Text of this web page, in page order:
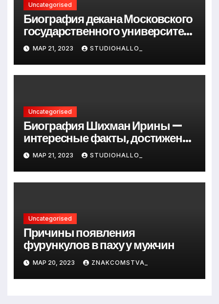
Uncategorised
Биография декана Московского
государственного университета
Андрея Сидорова — от студента
до руководителя
МАР 21, 2023 STUDIOHALLO_
Uncategorised
Биография Шихман Ирины —
интересные факты, достижения
и путь к успеху
МАР 21, 2023 STUDIOHALLO_
Uncategorised
Причины появления
фурункулов в паху у мужчин
МАР 20, 2023 ZNAKCOMSTVA_